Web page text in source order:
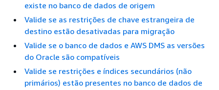
existe no banco de dados de origem
Valide se as restrições de chave estrangeira de
destino estão desativadas para migração
Valide se o banco de dados e AWS DMS as versões
do Oracle são compatíveis
Valide se restrições e índices secundários (não
primários) estão presentes no banco de dados de